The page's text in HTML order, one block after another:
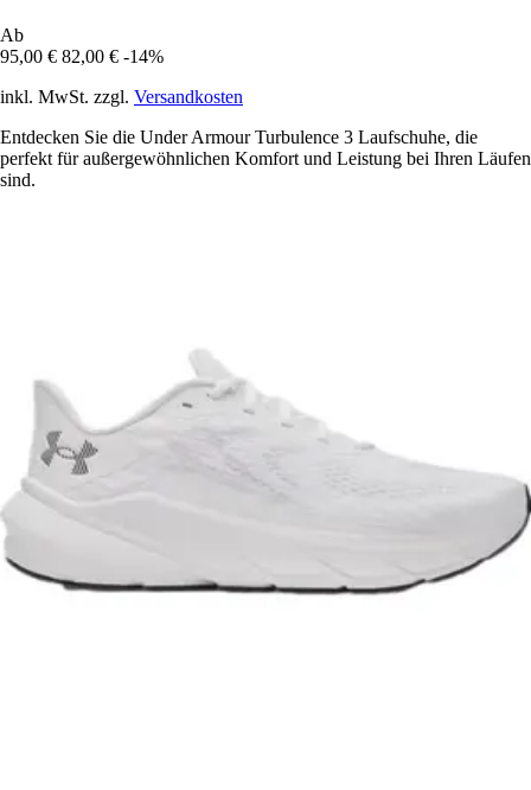
Ab
95,00 € 82,00 € -14%
inkl. MwSt. zzgl. Versandkosten
Entdecken Sie die Under Armour Turbulence 3 Laufschuhe, die
perfekt für außergewöhnlichen Komfort und Leistung bei Ihren Läufen
sind.